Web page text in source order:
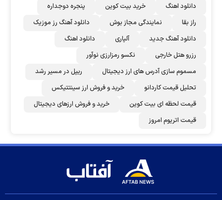
دانلود اهنگ خرید بیت کوین
پنجره دوجداره
راز بقا
نمایندگی مجاز بوش
دانلود آهنگ رز‌ موزیک
دانلود آهنگ جدید
آلپاری
دانلود اهنگ
رزرو هتل خارجی
نکسو رمزارزی نوآور
مسموم سازی آدرس های ارز دیجیتال
ریپل در مسیر رشد
تحلیل قیمت کاردانو
خرید و فروش ارز سینتتیکس
قیمت لحظه ای بیت کوین
خرید و فروش ارزهای دیجیتال
قیمت اتریوم امروز